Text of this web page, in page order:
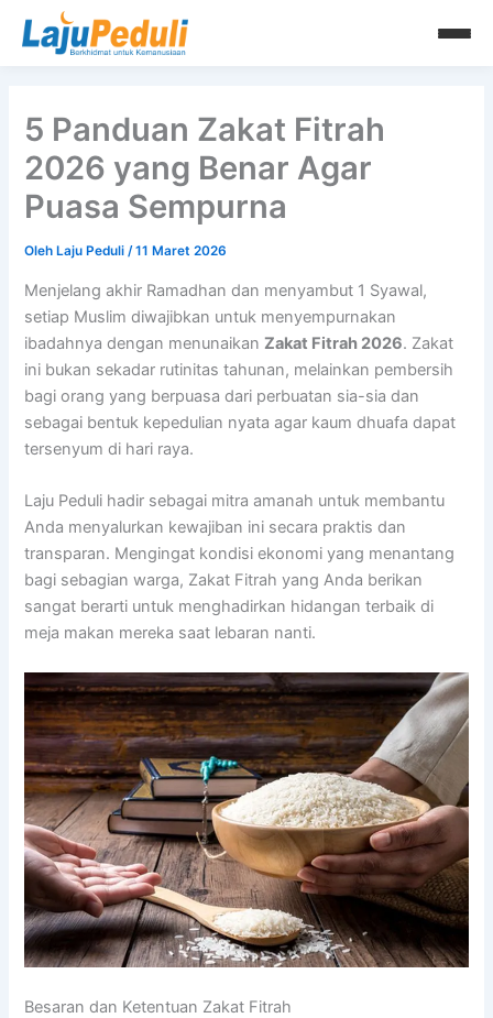
5 Panduan Zakat Fitrah
2026 yang Benar Agar
Puasa Sempurna
Oleh Laju Peduli/11 Maret 2026
Menjelang akhir Ramadhan dan menyambut 1 Syawal,
setiap Muslim diwajibkan untuk menyempurnakan
ibadahnya dengan menunaikanZakat Fitrah 2026. Zakat
ini bukan sekadar rutinitas tahunan, melainkan pembersih
bagi orang yang berpuasa dari perbuatan sia-sia dan
sebagai bentuk kepedulian nyata agar kaum dhuafa dapat
tersenyum di hari raya.
Laju Peduli hadir sebagai mitra amanah untuk membantu
Anda menyalurkan kewajiban ini secara praktis dan
transparan. Mengingat kondisi ekonomi yang menantang
bagi sebagian warga, Zakat Fitrah yang Anda berikan
sangat berarti untuk menghadirkan hidangan terbaik di
meja makan mereka saat lebaran nanti.
Besaran dan Ketentuan Zakat Fitrah